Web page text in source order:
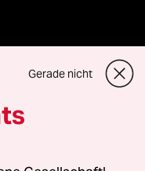
Gerade nicht